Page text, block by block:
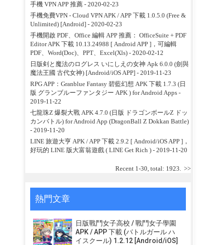
手機 VPN APP 推薦- 2020-02-23
手機免費VPN - Cloud VPN APK / APP 下載 1.0.5.0 (Free &
Unlimited) [Android]- 2020-02-23
手機開啟 PDF、Office 編輯 APP 推薦： OfficeSuite + PDF
Editor APK 下載 10.13.24988 [ Android APP ]，可編輯
PDF、Word(Doc)、PPT、Excel(Xls)- 2020-02-12
日版剣と魔法のログレス いにしえの女神 Apk 6.0.0 (劍與
魔法王國 古代女神) [Android/iOS APP]- 2019-11-23
RPG APP：Granblue Fantasy 碧藍幻想 APK 下載 1.7.3 (日
版 グランブルーファンタジー APK ) for Android Apps -
2019-11-22
七龍珠Z 爆裂大戰 APK 4.7.0 (日版 ドラゴンボールZ ドッ
カンバトル) for Android App (DragonBall Z Dokkan Battle)
- 2019-11-20
LINE 旅遊大亨 APK / APP 下載 2.9.2 [ Android/iOS APP ]，
好玩的 LINE 版大富翁遊戲 ( LINE Get Rich )- 2019-11-20
Recent 1-30, total: 1923. >>
熱門文章
日版戰鬥女子高校 / 戰鬥女子學園
APK / APP 下載 (バトルガール ハ
イスクール) 1.2.12 [Android/iOS]